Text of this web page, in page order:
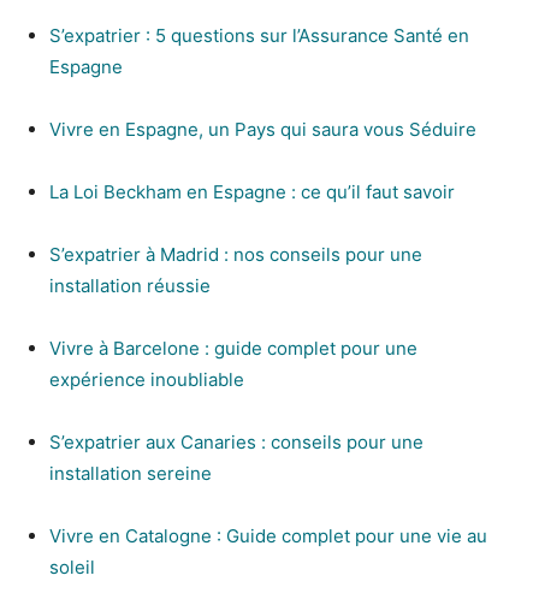
S’expatrier : 5 questions sur l’Assurance Santé en
Espagne
Vivre en Espagne, un Pays qui saura vous Séduire
La Loi Beckham en Espagne : ce qu’il faut savoir
S’expatrier à Madrid : nos conseils pour une
installation réussie
Vivre à Barcelone : guide complet pour une
expérience inoubliable
S’expatrier aux Canaries : conseils pour une
installation sereine
Vivre en Catalogne : Guide complet pour une vie au
soleil